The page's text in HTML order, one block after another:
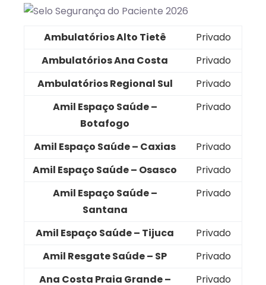
Ambulatórios Alto Tietê
Privado
Ambulatórios Ana Costa
Privado
Ambulatórios Regional Sul
Privado
Amil Espaço Saúde –
Botafogo
Privado
Amil Espaço Saúde – Caxias
Privado
Amil Espaço Saúde – Osasco
Privado
Amil Espaço Saúde –
Santana
Privado
Amil Espaço Saúde – Tijuca
Privado
Amil Resgate Saúde – SP
Privado
Ana Costa Praia Grande –
Privado